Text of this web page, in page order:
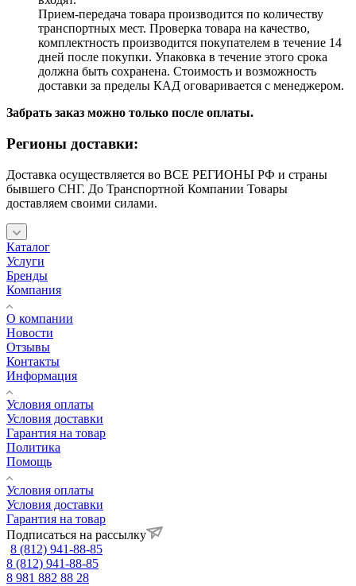
Прием-передача товара производится по количеству
транспортных мест. Проверка товара на качество,
комплектность производится покупателем в течение 14
дней после покупки. Упаковка в течение этого срока
должна быть сохранена. Стоимость и возможность
доставки за пределы КАД оговаривается с менеджером.
Забрать заказ можно только после оплаты.
Регионы доставки:
Доставка осуществляется во ВСЕ РЕГИОНЫ РФ и страны
бывшего СНГ. До Транспортной Компании Товары
доставляем своими силами.
Каталог
Услуги
Бренды
Компания
О компании
Новости
Отзывы
Контакты
Информация
Условия оплаты
Условия доставки
Гарантия на товар
Политика
Помощь
Условия оплаты
Условия доставки
Гарантия на товар
Подписаться на рассылку
8 (812) 941-88-85
8 (812) 941-88-85
8 981 882 88 28